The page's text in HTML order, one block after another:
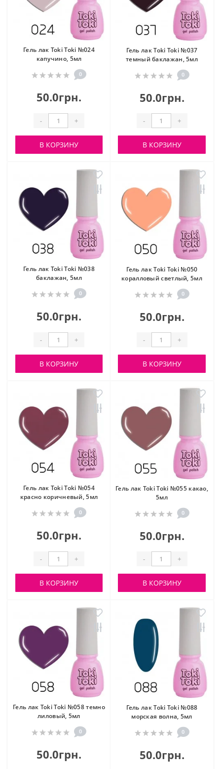
Гель лак Toki Toki №024
капучино, 5мл
0
50.0грн.
- +
В КОРЗИНУ
Гель лак Toki Toki №037
темный баклажан, 5мл
0
50.0грн.
- +
В КОРЗИНУ
Гель лак Toki Toki №038
баклажан, 5мл
0
50.0грн.
- +
В КОРЗИНУ
Гель лак Toki Toki №050
коралловый светлый, 5мл
0
50.0грн.
- +
В КОРЗИНУ
Гель лак Toki Toki №054
красно коричневый, 5мл
0
50.0грн.
- +
В КОРЗИНУ
Гель лак Toki Toki №055 какао,
5мл
0
50.0грн.
- +
В КОРЗИНУ
Гель лак Toki Toki №058 темно
лиловый, 5мл
0
50.0грн.
Гель лак Toki Toki №088
морская волна, 5мл
0
50.0грн.